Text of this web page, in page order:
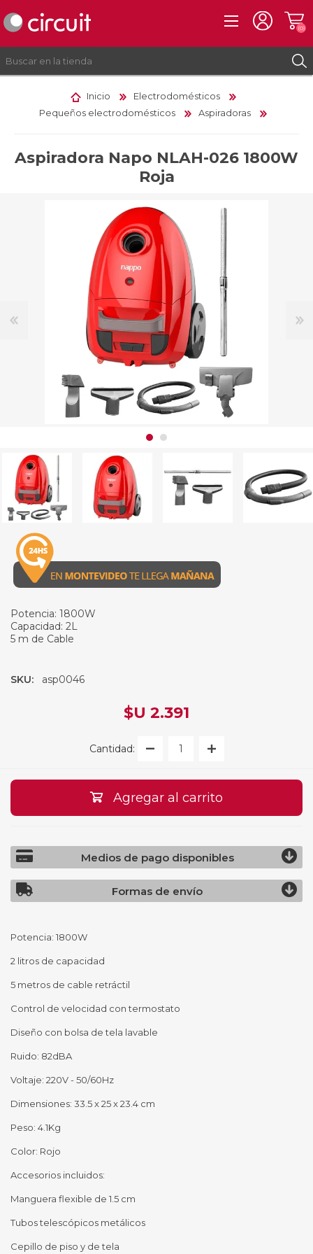
REGISTRO
(0)
Inicio
Electrodomésticos
Pequeños electrodomésticos
Aspiradoras
Aspiradora Napo NLAH-026 1800W
Roja
Potencia: 1800W
Capacidad: 2L
5 m de Cable
SKU: asp0046
$U 2.391
Cantidad:
Agregar al carrito
Medios de pago disponibles
Formas de envío
Potencia: 1800W
2 litros de capacidad
5 metros de cable retráctil
Control de velocidad con termostato
Diseño con bolsa de tela lavable
Ruido: 82dBA
Voltaje: 220V - 50/60Hz
Dimensiones: 33.5 x 25 x 23.4 cm
Peso: 4.1Kg
Color: Rojo
Accesorios incluidos:
Manguera flexible de 1.5 cm
Tubos telescópicos metálicos
Cepillo de piso y de tela